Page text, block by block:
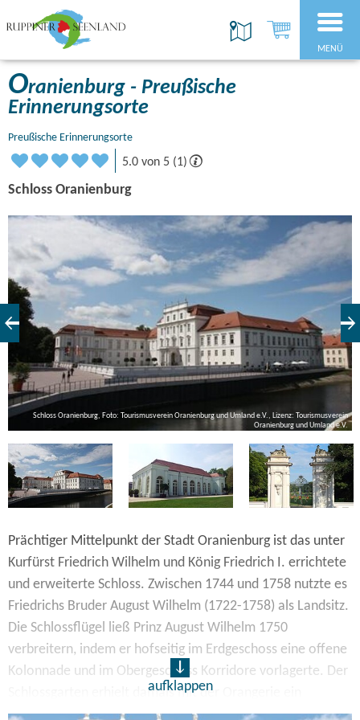
MENÜ
Oranienburg - Preußische
Erinnerungsorte
Preußische Erinnerungsorte
5.0 von 5 (1)
Schloss Oranienburg
Schloss Oranienburg, Foto: Tourismusverein Oranienburg und Umland e.V., Lizenz: Tourismusverein
Oranienburg und Umland e.V.
Prächtiger Mittelpunkt der Stadt Oranienburg ist das unter
Kurfürst Friedrich Wilhelm und König Friedrich I. errichtete
und erweiterte Schloss. Zwischen 1744 und 1758 nutzte es
Friedrichs Bruder August Wilhelm (1722-1758) als Landsitz.
Die Schlossflügel ließ Prinz August Wilhelm 1750
verbreitern, indem er hofseitig im Erdgeschoss eine offene
Kolonnade und im Obergeschoss Korridore vorlagerte. Der
Schlossgarten erhielt damals mit der Orangerie ein
reizvolles Bauwerk, das man heute bei kulturellen
aufklappen